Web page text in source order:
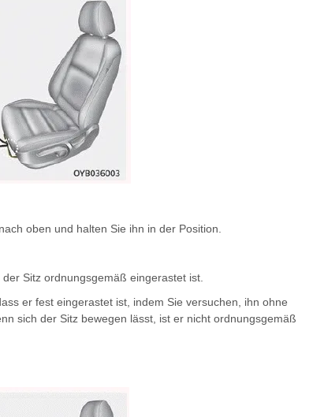
oben und halten Sie ihn in der Position.
Sitz ordnungsgemäß eingerastet ist.
er fest eingerastet ist, indem Sie versuchen, ihn ohne
sich der Sitz bewegen lässt, ist er nicht ordnungsgemäß